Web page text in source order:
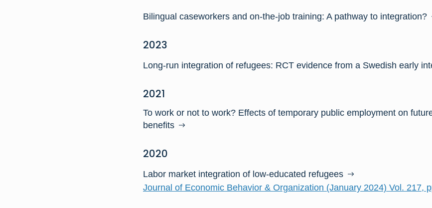
Bilingual caseworkers and on-the-job training: A pathway to integration?
2023
Long-run integration of refugees: RCT evidence from a Swedish early
2021
To work or not to work? Effects of temporary public employment on
benefits
2020
Labor market integration of low-educated refugees
Journal of Economic Behavior & Organization (January 2024) Vol. 217,